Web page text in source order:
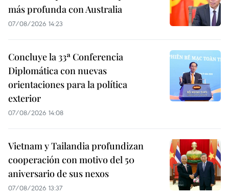
más profunda con Australia
07/08/2026 14:23
Concluye la 33ª Conferencia
Diplomática con nuevas
orientaciones para la política
exterior
07/08/2026 14:08
Vietnam y Tailandia profundizan
cooperación con motivo del 50
aniversario de sus nexos
07/08/2026 13:37